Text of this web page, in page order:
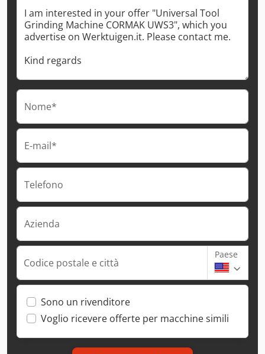
Nome*
E-mail*
Telefono
Azienda
Codice postale e città
Paese
Sono un rivenditore
Voglio ricevere offerte per macchine simili